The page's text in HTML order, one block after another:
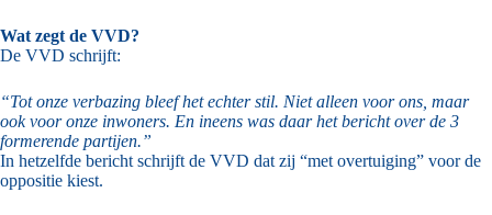
Wat zegt de VVD?
De VVD schrijft:
“Tot onze verbazing bleef het echter stil. Niet alleen voor ons, maar
ook voor onze inwoners. En ineens was daar het bericht over de 3
formerende partijen.”
In hetzelfde bericht schrijft de VVD dat zij “met overtuiging” voor de
oppositie kiest.